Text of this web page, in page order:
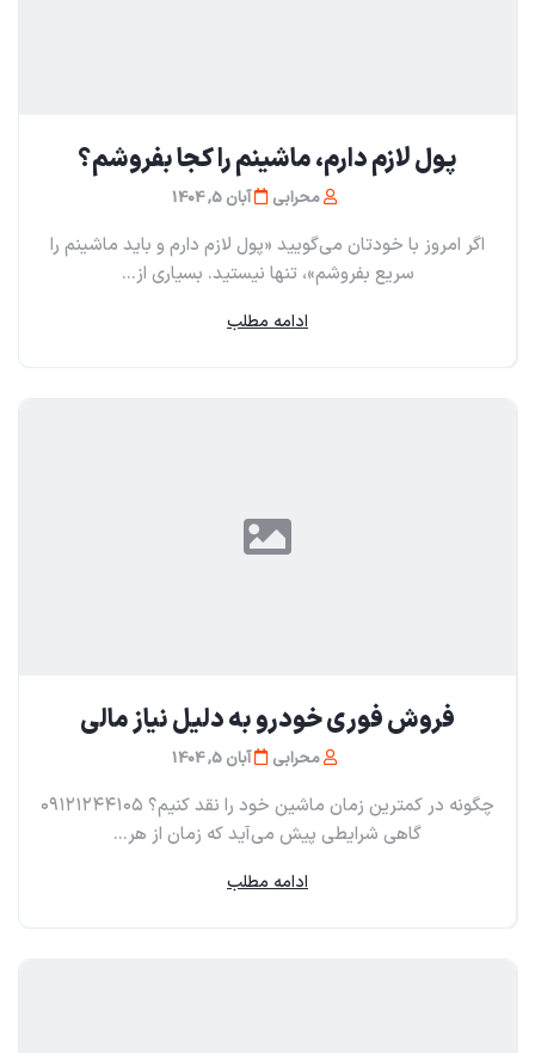
پول لازم دارم، ماشینم را کجا بفروشم؟
محرابی آبان 5, 1404
اگر امروز با خودتان می‌گویید «پول لازم دارم و باید ماشینم را
سریع بفروشم»، تنها نیستید. بسیاری از...
ادامه مطلب
فروش فوری خودرو به دلیل نیاز مالی
محرابی آبان 5, 1404
چگونه در کمترین زمان ماشین خود را نقد کنیم؟ ۰۹۱۲۱۲۴۴۱۰۵
گاهی شرایطی پیش می‌آید که زمان از هر...
ادامه مطلب